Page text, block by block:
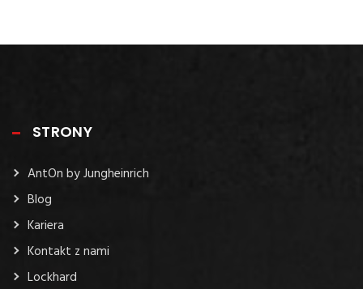
STRONY
AntOn by Jungheinrich
Blog
Kariera
Kontakt z nami
Lockhard